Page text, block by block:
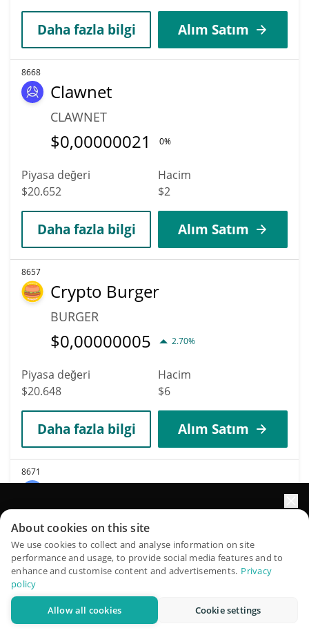
Daha fazla bilgi Alım Satım
8668
Clawnet
CLAWNET
$0,00000021 0%
Piyasa değeri
$20.652
Hacim
$2
Daha fazla bilgi Alım Satım
8657
Crypto Burger
BURGER
$0,00000005 2.70%
Piyasa değeri
$20.648
Hacim
$6
Daha fazla bilgi Alım Satım
8671
Happy Hour
$0,00000021 1.40%
Piyasa değeri
$20.648
Hacim
Daha fazla bilgi
QuantPilot, otonom ajanların stratejilerinizi oluşturduğu,
geriye dönük test ettiği ve optimize ettiği ve piyasa
araştırması yürüttüğü uçtan uca bir strateji platformudur
Ücretsiz deneyin
About cookies on this site
We use cookies to collect and analyse information on site
performance and usage, to provide social media features and to
enhance and customise content and advertisements. Privacy
policy
Allow all cookies Cookie settings